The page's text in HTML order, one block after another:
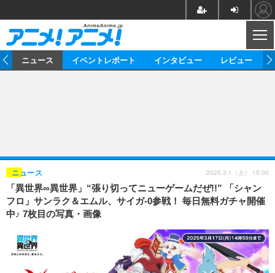
ゲーム グッズ
イベント
海外イベント ビジネス
俳優・タレント アーティスト
ビジネス
アニメ 実写
書評
座談会
動画
アニメ
アニメ！アニメ！TV ABEMA Cafe
連載・コラム
ニュース イベントレポート インタビュー レビュー
「異世界∞異世界」“張り切ってニューゲームだぜ!!” 「シャン
フロ」サンラク＆エムル、サイガ-0参戦！ 毎日無料ガチャ開催
中♪ 7枚目の写真・画像
ニュース 2025.3.1（土） 15:00